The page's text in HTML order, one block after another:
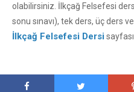
olabilirsiniz. İlkçağ Felsefesi
sonu sınavı), tek ders, üç ders
İlkçağ Felsefesi Dersi